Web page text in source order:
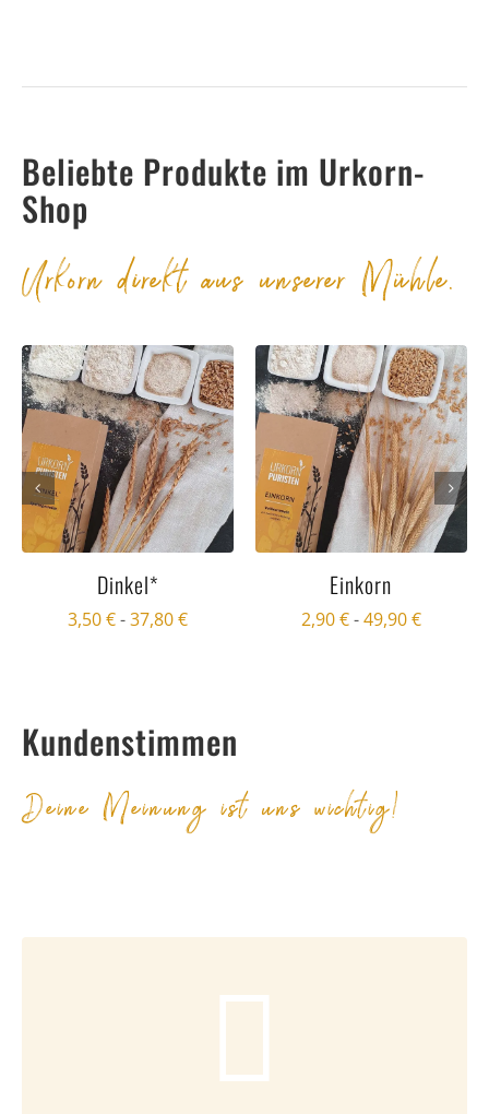
Beliebte Produkte im Urkorn-
Shop
Urkorn direkt aus unserer Mühle.
Dinkel*
3,50€-37,80€
Einkorn
2,90€-49,90€
Kundenstimmen
Deine Meinung ist uns wichtig!